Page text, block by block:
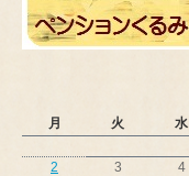
月 火 水
2
3 4